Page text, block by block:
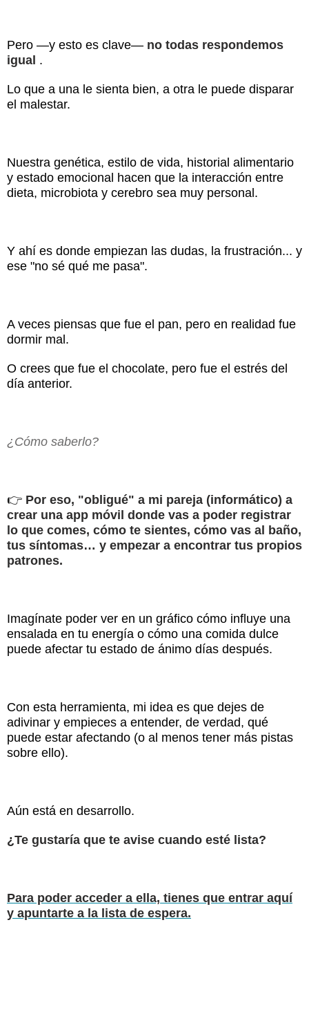
Pero —y esto es clave— no todas respondemos
igual .
Lo que a una le sienta bien, a otra le puede disparar
el malestar.
Nuestra genética, estilo de vida, historial alimentario
y estado emocional hacen que la interacción entre
dieta, microbiota y cerebro sea muy personal.
Y ahí es donde empiezan las dudas, la frustración... y
ese "no sé qué me pasa".
A veces piensas que fue el pan, pero en realidad fue
dormir mal.
O crees que fue el chocolate, pero fue el estrés del
día anterior.
¿Cómo saberlo?
👉 Por eso, "obligué" a mi pareja (informático) a
crear una app móvil donde vas a poder registrar
lo que comes, cómo te sientes, cómo vas al baño,
tus síntomas… y empezar a encontrar tus propios
patrones.
Imagínate poder ver en un gráfico cómo influye una
ensalada en tu energía o cómo una comida dulce
puede afectar tu estado de ánimo días después.
Con esta herramienta, mi idea es que dejes de
adivinar y empieces a entender, de verdad, qué
puede estar afectando (o al menos tener más pistas
sobre ello).
Aún está en desarrollo.
¿Te gustaría que te avise cuando esté lista?
Para poder acceder a ella, tienes que entrar aquí
y apuntarte a la lista de espera.